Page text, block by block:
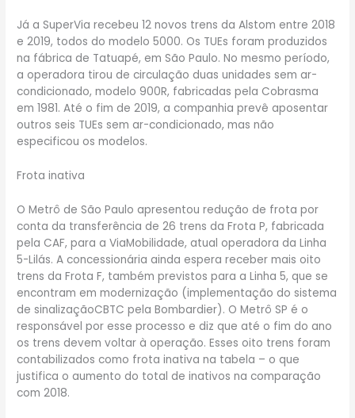
Já a SuperVia recebeu 12 novos trens da Alstom entre 2018
e 2019, todos do modelo 5000. Os TUEs foram produzidos
na fábrica de Tatuapé, em São Paulo. No mesmo período,
a operadora tirou de circulação duas unidades sem ar-
condicionado, modelo 900R, fabricadas pela Cobrasma
em 1981. Até o fim de 2019, a companhia prevê aposentar
outros seis TUEs sem ar-condicionado, mas não
especificou os modelos.
Frota inativa
O Metrô de São Paulo apresentou redução de frota por
conta da transferência de 26 trens da Frota P, fabricada
pela CAF, para a ViaMobilidade, atual operadora da Linha
5-Lilás. A concessionária ainda espera receber mais oito
trens da Frota F, também previstos para a Linha 5, que se
encontram em modernização (implementação do sistema
de sinalizaçãoCBTC pela Bombardier). O Metrô SP é o
responsável por esse processo e diz que até o fim do ano
os trens devem voltar à operação. Esses oito trens foram
contabilizados como frota inativa na tabela – o que
justifica o aumento do total de inativos na comparação
com 2018.